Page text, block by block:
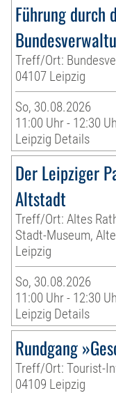
Führung durch
Treff/Ort:
04107 Leipzig
So, 30.08.2026
11:00 Uhr - 12:30
Leipzig Details
Der Leipziger
Altstadt
Treff/Ort: Altes
Stadt-Museum,
Leipzig
So, 30.08.2026
11:00 Uhr - 12:30
Leipzig Details
Rundgang
Treff/Ort: Tourist-
04109 Leipzig